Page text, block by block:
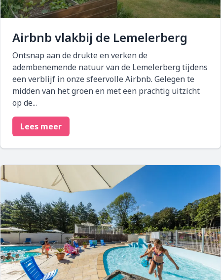
Airbnb vlakbij de Lemelerberg
Ontsnap aan de drukte en verken de
adembenemende natuur van de Lemelerberg tijdens
een verblijf in onze sfeervolle Airbnb. Gelegen te
midden van het groen en met een prachtig uitzicht
op de...
Lees meer